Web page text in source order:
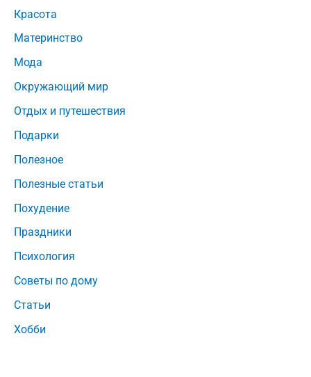
Красота
Материнство
Мода
Окружающий мир
Отдых и путешествия
Подарки
Полезное
Полезные статьи
Похудение
Праздники
Психология
Советы по дому
Статьи
Хобби